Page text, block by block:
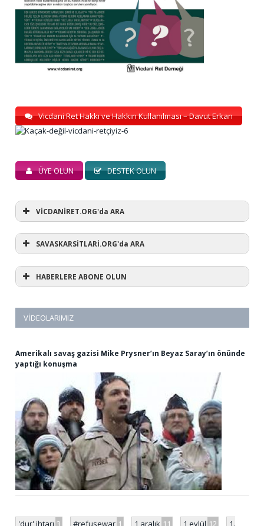
Vicdani Ret Hakkı ve Hakkın Kullanılması – Davut Erkan
ÜYE OLUN DESTEK OLUN
VİCDANİRET.ORG'da ARA
SAVASKARSİTLARİ.ORG'da ARA
HABERLERE ABONE OLUN
VIDEOLARIMIZ
Amerikalı savaş gazisi Mike Prysner’ın Beyaz Saray’ın önünde
yaptığı konuşma
'dur' ihtarı 3 #refusewar 1 1 aralık 11 1 eylül 12 1.